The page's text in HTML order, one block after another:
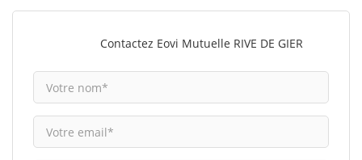
Contactez Eovi Mutuelle RIVE DE GIER